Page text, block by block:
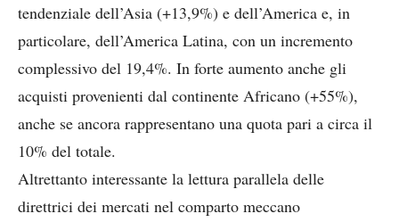
tendenziale dell’Asia (+13,9%) e dell’America e, in
particolare, dell’America Latina, con un incremento
complessivo del 19,4%. In forte aumento anche gli
acquisti provenienti dal continente Africano (+55%),
anche se ancora rappresentano una quota pari a circa il
10% del totale.
Altrettanto interessante la lettura parallela delle
direttrici dei mercati nel comparto meccano